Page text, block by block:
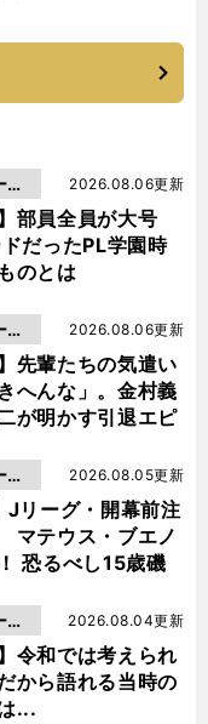
部員全員が大号
だったPL学園時
のとは
2026.08.06更新
バ
先輩たちの気遣い
へんな」。金村義
が明かす引退エピ
2026.08.06更新
バ
Jリーグ・開幕前注
マテウス・ブエノ
恐るべし15歳磯
2026.08.05更新
バ
令和では考えられ
から語れる当時の
...
2026.08.04更新
バ